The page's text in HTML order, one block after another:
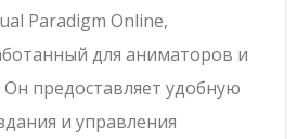
Paradigm Online,
для аниматоров и
предоставляет удобную
и управления